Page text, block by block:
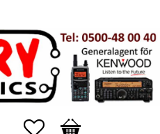
Favoriter
Kundvagn